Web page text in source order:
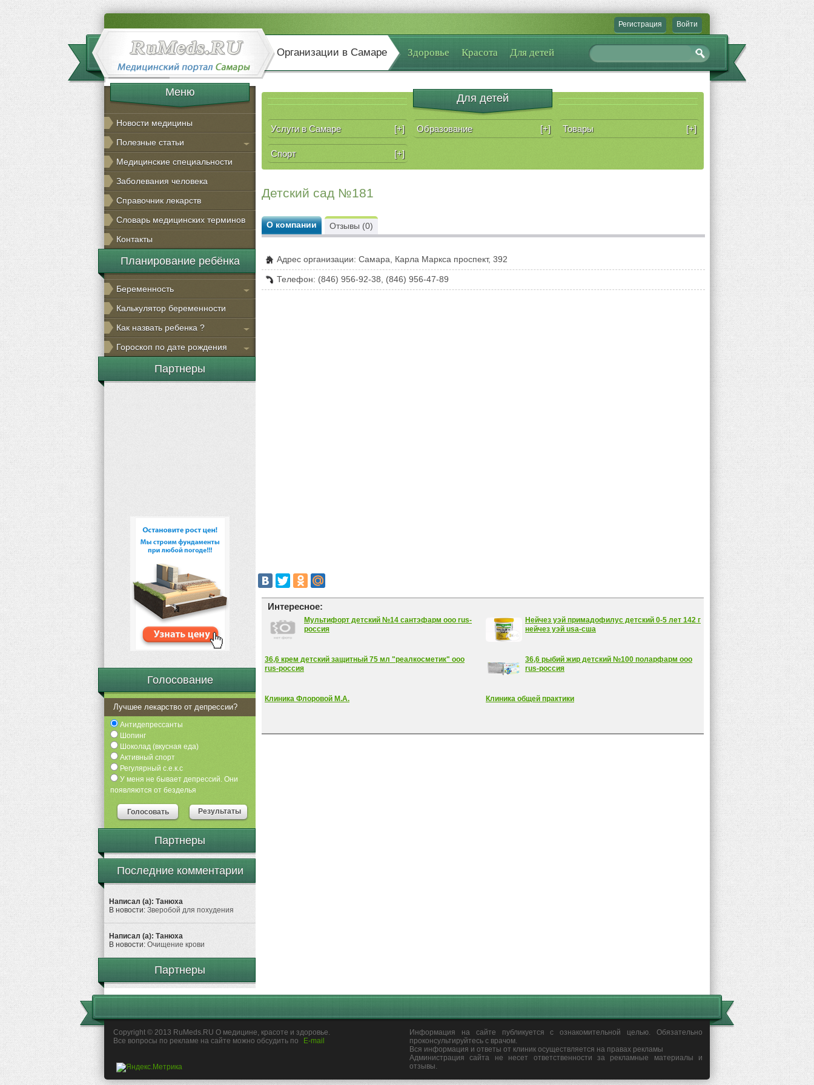
Регистрация Войти
Организации в Самаре Здоровье Красота Для детей
Меню
Новости медицины
Полезные статьи
Медицинские специальности
Заболевания человека
Справочник лекарств
Словарь медицинских терминов
Контакты
Планирование ребёнка
Беременность
Калькулятор беременности
Как назвать ребенка ?
Гороскоп по дате рождения
Партнеры
Голосование
Лучшее лекарство от депрессии?
Антидепрессанты
Шопинг
Шоколад (вкусная еда)
Активный спорт
Регулярный с.е.к.с
У меня не бывает депрессий. Они
появляются от безделья
Голосовать Результаты
Партнеры
Последние комментарии
Написал (а): Танюха
В новости: Зверобой для похудения
Написал (а): Танюха
В новости: Очищение крови
Партнеры
Для детей
Услуги в Самаре [+] Образование [+] Товары [+]
Спорт [+]
Детский сад №181
О компании
Адрес организации: Самара, Карла Маркса проспект, 392
Телефон: (846) 956-92-38, (846) 956-47-89
Отзывы (0)
Интересное:
Мультифорт детский №14 сантэфарм ооо rus-
россия
Нейчез уэй примадофилус детский 0-5 лет 142 г
нейчез уэй usa-сша
36,6 крем детский защитный 75 мл "реалкосметик" ооо
rus-россия
36,6 рыбий жир детский №100 поларфарм ооо
rus-россия
Клиника Флоровой М.А. Клиника общей практики
Copyright © 2013 RuMeds.RU О медицине, красоте и здоровье.
Все вопросы по рекламе на сайте можно обсудить по
E-mail
Информация на сайте публикуется с ознакомительной целью. Обязательно
проконсультируйтесь с врачом.
Вся информация и ответы от клиник осуществляется на правах рекламы
Администрация сайта не несет ответственности за рекламные материалы и
отзывы.